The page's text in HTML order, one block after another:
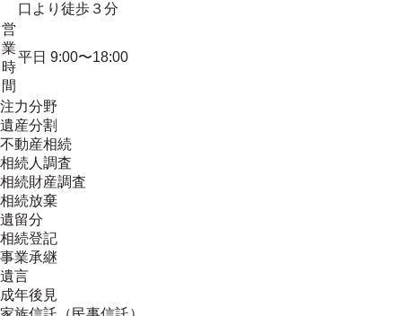
口より徒歩３分
営
業
時
間
平日 9:00〜18:00
注力分野
遺産分割
不動産相続
相続人調査
相続財産調査
相続放棄
遺留分
相続登記
事業承継
遺言
成年後見